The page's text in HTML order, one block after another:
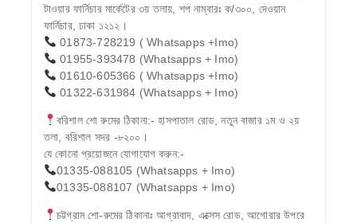
টাওয়ার ফার্নিচার মার্কেটের ৩য় তলায়, শপ নাম্বারঃ ক/৩০০, দেওয়ান
ফার্নিচার, ঢাকা ১২১২।
01873-728219 ( Whatsapps +Imo)
01955-393478 (Whatsapps + Imo)
01610-605366 ( Whatsapps +Imo)
01322-631984 (Whatsapps + Imo)
বরিশাল শো রুমের ঠিকানা:- হাসপাতাল রোড, নতুন বাজার ১ম ও ২য়
তলা, বরিশাল সদর -৮২০০।
যে কোনো প্রয়োজনে যোগাযোগ করুন:-
01335-088105 (Whatsapps + Imo)
01335-088107 (Whatsapps + Imo)
চট্টগ্রাম শো-রুমের ঠিকানাঃ আগ্রাবাদ, এক্সেস রোড, আগোরার উপরে